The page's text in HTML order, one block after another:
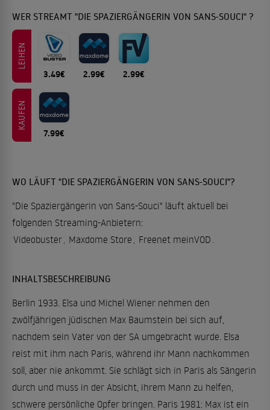
WER STREAMT "DIE SPAZIERGÄNGERIN VON SANS-SOUCI" ?
LEIHEN
3.49€ 2.99€ 2.99€
KAUFEN
7.99€
WO LÄUFT "DIE SPAZIERGÄNGERIN VON SANS-SOUCI"?
"Die Spaziergängerin von Sans-Souci" läuft aktuell bei
folgenden Streaming-Anbietern:
Videobuster, Maxdome Store , Freenet meinVOD .
INHALTSBESCHREIBUNG
Berlin 1933. Elsa und Michel Wiener nehmen den
zwölfjährigen jüdischen Max Baumstein bei sich auf,
nachdem sein Vater von der SA umgebracht wurde. Elsa
reist mit ihm nach Paris, während ihr Mann nachkommen
soll, aber nie ankommt. Sie schlägt sich in Paris als Sängerin
durch und muss in der Absicht, ihrem Mann zu helfen,
schwere persönliche Opfer bringen. Paris 1981: Max ist ein